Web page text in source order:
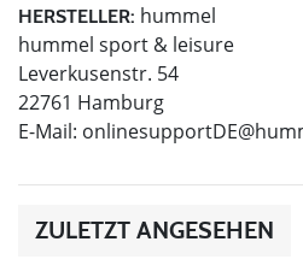
HERSTELLER: hummel
hummel sport & leisure
Leverkusenstr. 54
22761 Hamburg
E-Mail:
ZULETZT ANGESEHEN